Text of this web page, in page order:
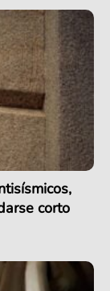
corto